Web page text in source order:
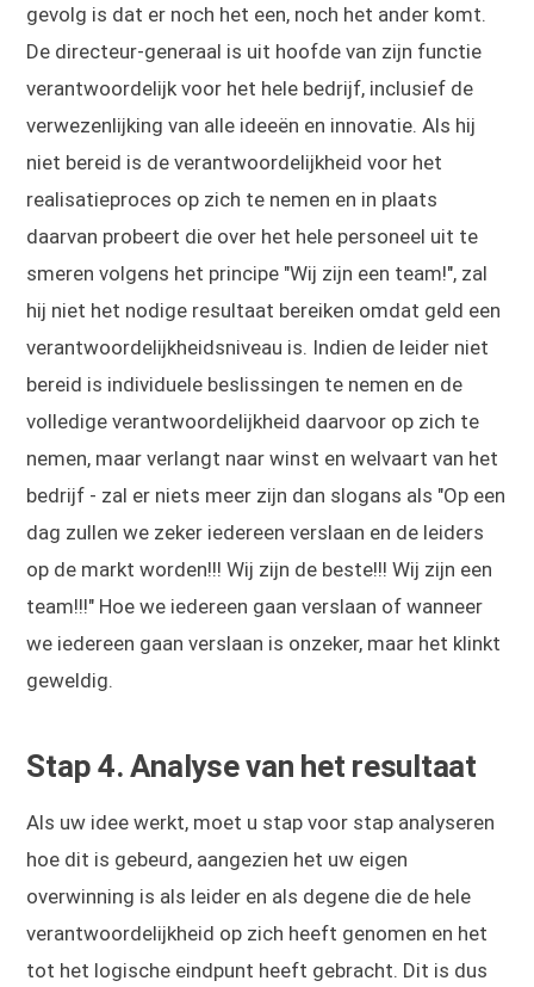
gevolg is dat er noch het een, noch het ander komt.
De directeur-generaal is uit hoofde van zijn functie
verantwoordelijk voor het hele bedrijf, inclusief de
verwezenlijking van alle ideeën en innovatie. Als hij
niet bereid is de verantwoordelijkheid voor het
realisatieproces op zich te nemen en in plaats
daarvan probeert die over het hele personeel uit te
smeren volgens het principe "Wij zijn een team!", zal
hij niet het nodige resultaat bereiken omdat geld een
verantwoordelijkheidsniveau is. Indien de leider niet
bereid is individuele beslissingen te nemen en de
volledige verantwoordelijkheid daarvoor op zich te
nemen, maar verlangt naar winst en welvaart van het
bedrijf - zal er niets meer zijn dan slogans als "Op een
dag zullen we zeker iedereen verslaan en de leiders
op de markt worden!!! Wij zijn de beste!!! Wij zijn een
team!!!" Hoe we iedereen gaan verslaan of wanneer
we iedereen gaan verslaan is onzeker, maar het klinkt
geweldig.
Stap 4. Analyse van het resultaat
Als uw idee werkt, moet u stap voor stap analyseren
hoe dit is gebeurd, aangezien het uw eigen
overwinning is als leider en als degene die de hele
verantwoordelijkheid op zich heeft genomen en het
tot het logische eindpunt heeft gebracht. Dit is dus